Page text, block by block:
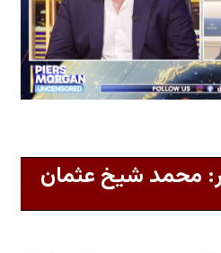
محمد شيخ عثمان